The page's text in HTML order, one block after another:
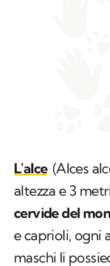
L'alce (Alces
altezza e 3
cervide del
e caprioli, ogni
maschi li